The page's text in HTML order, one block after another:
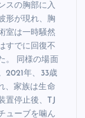
スの胸部に入
形が現れ、胸
室は一時騒然
すでに回復不
。 同様の場面
2021年、33歳
、家族は生命
置停止後、TJ
ューブを噛ん